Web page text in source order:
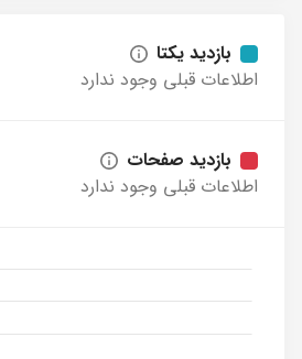
بازدید یکتا
اطلاعات قبلی وجود ندارد
بازدید صفحات
اطلاعات قبلی وجود ندارد